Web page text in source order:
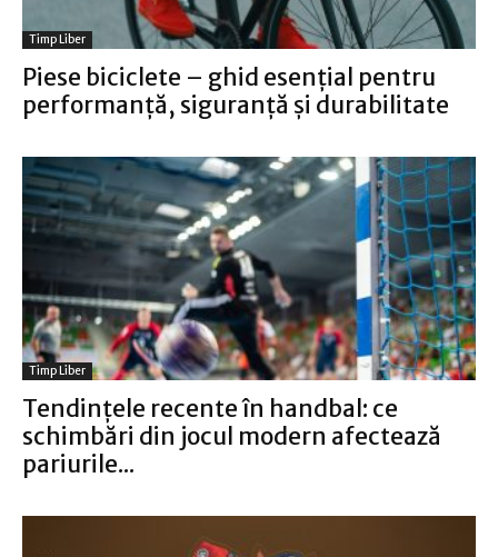
Timp Liber
Piese biciclete – ghid esențial pentru
performanță, siguranță și durabilitate
Timp Liber
Tendințele recente în handbal: ce
schimbări din jocul modern afectează
pariurile...